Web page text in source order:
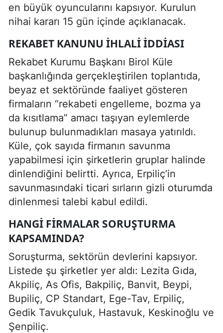
en büyük oyuncularını kapsıyor. Kurulun
nihai kararı 15 gün içinde açıklanacak.
REKABET KANUNU İHLALI İDDIASI
Rekabet Kurumu Başkanı Birol Küle
başkanlığında gerçekleştirilen toplantıda,
beyaz et sektöründe faaliyet gösteren
firmaların “rekabeti engelleme, bozma ya
da kısıtlama” amacı taşıyan eylemlerde
bulunup bulunmadıkları masaya yatırıldı.
Küle, çok sayıda firmanın savunma
yapabilmesi için şirketlerin gruplar halinde
dinlendiğini belirtti. Ayrıca, Erpiliç’in
savunmasındaki ticari sırların gizli oturumda
dinlenmesi talebi kabul edildi.
HANGI FIRMALAR SORUŞTURMA
KAPSAMINDA?
Soruşturma, sektörün devlerini kapsıyor.
Listede şu şirketler yer aldı: Lezita Gıda,
Akpiliç, As Ofis, Bakpiliç, Banvit, Beypi,
Bupiliç, CP Standart, Ege-Tav, Erpiliç,
Gedik Tavukçuluk, Hastavuk, Keskinoğlu ve
Şenpiliç.